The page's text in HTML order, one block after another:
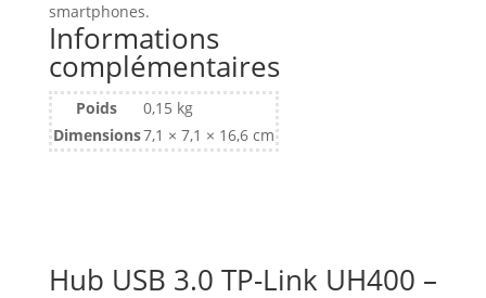
UH400
-
4
ports
smartphones.
Informations
complémentaires
Poids
0,15 kg
Dimensions7,1 × 7,1 × 16,6 cm
Hub USB 3.0 TP-Link UH400 –